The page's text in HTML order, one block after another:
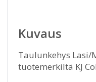
Kuvaus
Taulunkehys Lasi/
tuotemerkiltä KJ